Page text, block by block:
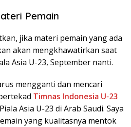
Pemain
jika materi pemain yang ada
akan mengkhawatirkan saat
Asia U-23, September nanti.
mengganti dan mencari
Timnas Indonesia U-23
Asia U-23 di Arab Saudi. Saya
yang kualitasnya mentok